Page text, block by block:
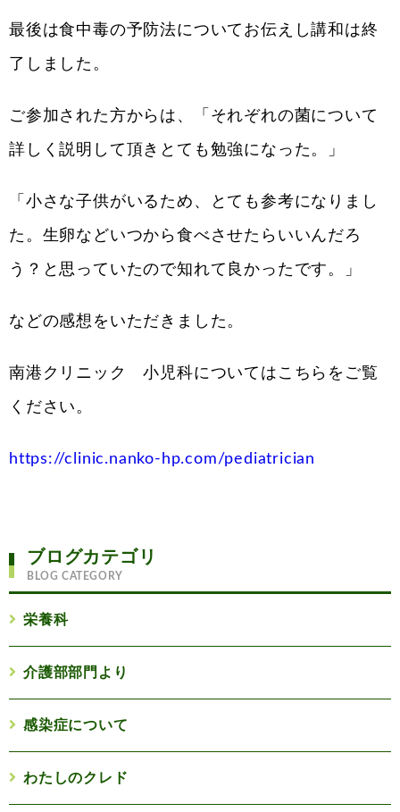
最後は食中毒の予防法についてお伝えし講和は終
了しました。
ご参加された方からは、「それぞれの菌について
詳しく説明して頂きとても勉強になった。」
「小さな子供がいるため、とても参考になりまし
た。生卵などいつから食べさせたらいいんだろ
う？と思っていたので知れて良かったです。」
などの感想をいただきました。
南港クリニック 小児科についてはこちらをご覧
ください。
https://clinic.nanko-hp.com/pediatrician
ブログカテゴリ
BLOG CATEGORY
栄養科
介護部部門より
感染症について
わたしのクレド